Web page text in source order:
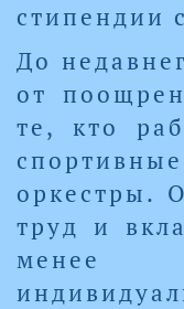
стипендии
До
от
те, кто
оркестры.
труд и
менее